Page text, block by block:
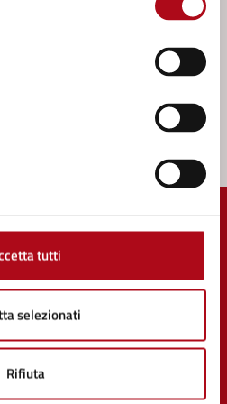
tutti
selezionati
Rifiuta
Saraceno